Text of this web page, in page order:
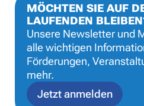
MÖCHTEN SIE AUF
LAUFENDEN
Unsere Newsletter und
alle wichtigen
Förderungen,
mehr.
Jetzt anmelden